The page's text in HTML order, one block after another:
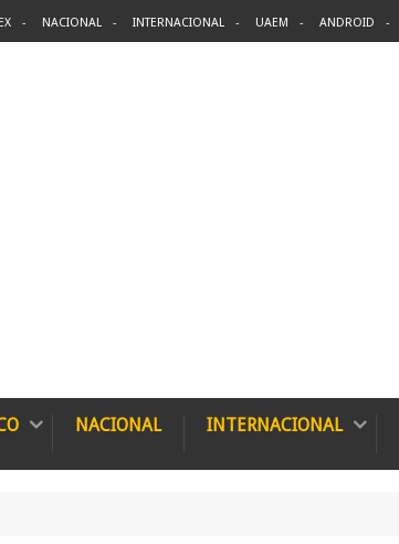
NACIONAL INTERNACIONAL UAEM ANDROID
NACIONAL INTERNACIONAL